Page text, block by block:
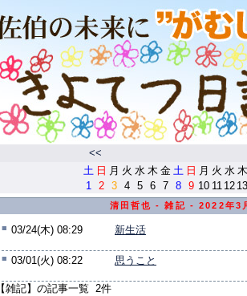
<<
土 日 月 火 水 木 金 土 日 月 火 水 木
1
2 3 4 5 6 7 8 9 10 11 12 13
清田哲也 - 雑記 - 2022年3
■ 03/24(木) 08:29 新生活
■ 03/01(火) 08:22 思うこと
【雑記】の記事一覧 2件